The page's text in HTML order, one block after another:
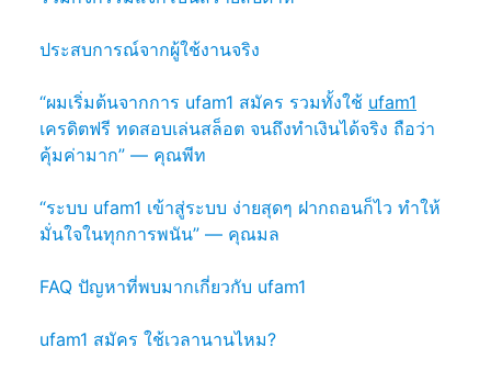
ประสบการณ์จากผู้ใช้งานจริง
“ผมเริ่มต้นจากการ ufam1 สมัคร รวมทั้งใช้ ufam1
เครดิตฟรี ทดสอบเล่นสล็อต จนถึงทำเงินได้จริง ถือว่า
คุ้มค่ามาก” — คุณพีท
“ระบบ ufam1 เข้าสู่ระบบ ง่ายสุดๆ ฝากถอนก็ไว ทำให้
มั่นใจในทุกการพนัน” — คุณมล
FAQ ปัญหาที่พบมากเกี่ยวกับ ufam1
ufam1 สมัคร ใช้เวลานานไหม?